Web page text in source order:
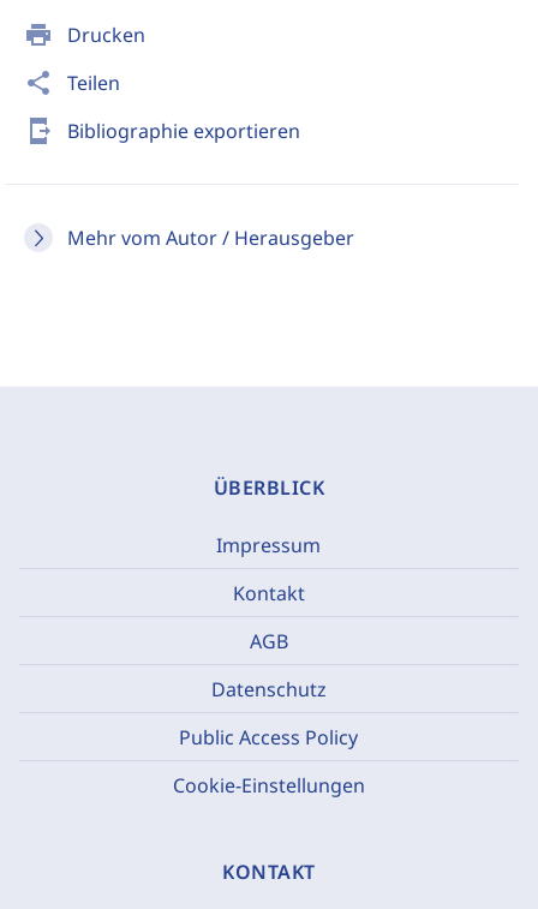
print Drucken
share Teilen
send_to_mobile Bibliographie exportieren
Mehr vom Autor / Herausgeber
ÜBERBLICK
Impressum
Kontakt
AGB
Datenschutz
Public Access Policy
Cookie-Einstellungen
KONTAKT